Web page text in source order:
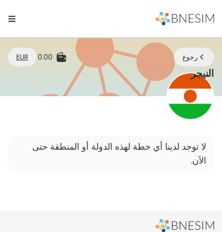
رجوع 0.00
EUR
النيجرeSIM | ابقَ متصلاً أينما كنت
لا توجد لدينا أي خطة لهذه الدولة أو المنطقة حتى
الآن.